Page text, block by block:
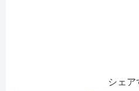
シェア